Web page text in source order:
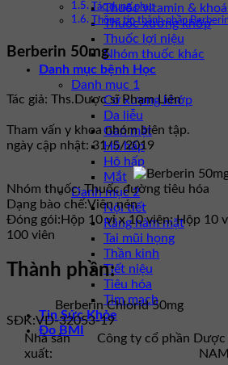
Thuốc vitamin &
Thuốc xương khớp
Thuốc lợi niệu
Nhóm thuốc khác
Danh mục bệnh Học
Danh mục 1
Cơ xương khớp
Da liễu
Gan mật
Hô hấp
Hô hấp
Mắt
Danh mục 2
Nội tiết
Răng hàm mặt
Tai mũi họng
Thần kinh
Tiết niệu
Tiêu hóa
Tim mạch
Tin Sức Khỏe
Đo BMI
Tác dụng phụ:
Thông tin thành phần
Berberin 50mg
Tác giả: Ths.Dược sĩ Phạm Liên
Tham vấn y khoa nhóm biên tập.
ngày cập nhật: 31/5/2019
Nhóm thuốc:Thuốc đường tiêu hóa
Dạng bào chế:Viên nén
Đóng gói: Hộp 10 vỉ x 10 viên; Hộp 10
100 viên
Thành phần:
Berberin Chlorid 50mg
SĐK:VD-32053-19
Nhà sản
xuất:
Công ty cổ phần Dược
NAM